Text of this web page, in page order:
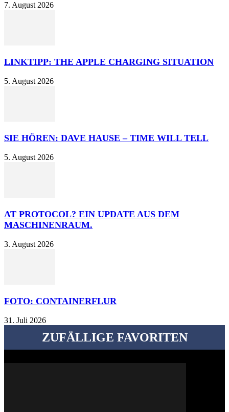
7. August 2026
LINKTIPP: THE APPLE CHARGING SITUATION
5. August 2026
SIE HÖREN: DAVE HAUSE – TIME WILL TELL
5. August 2026
AT PROTOCOL? EIN UPDATE AUS DEM
MASCHINENRAUM.
3. August 2026
FOTO: CONTAINERFLUR
31. Juli 2026
ZUFÄLLIGE FAVORITEN